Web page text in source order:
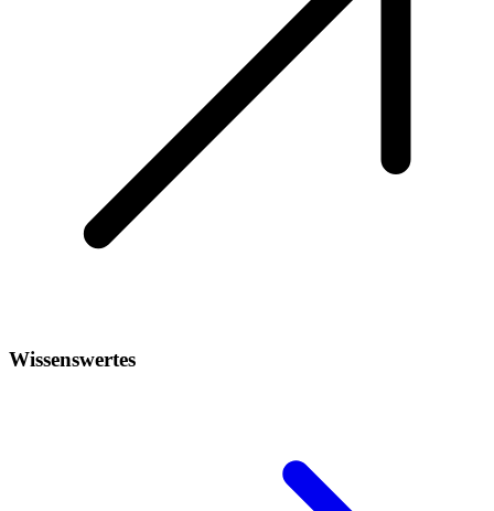
Wissenswertes